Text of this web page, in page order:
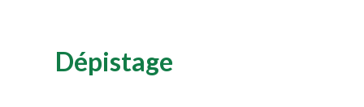
Dépistage